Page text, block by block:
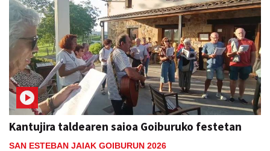
Kantujira taldearen saioa Goiburuko festetan
SAN ESTEBAN JAIAK GOIBURUN 2026